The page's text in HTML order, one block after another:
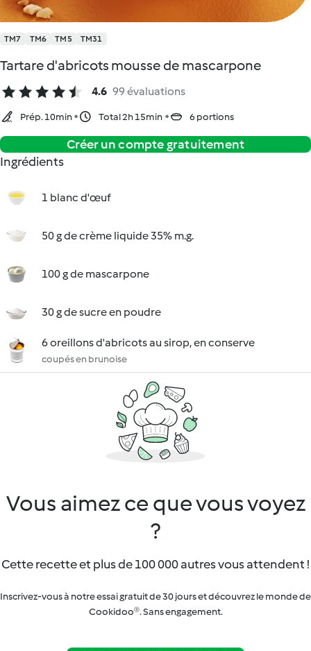
TM7 TM6 TM5 TM31
Tartare d'abricots mousse de mascarpone
4.6 99 évaluations
Prép. 10min Total 2h 15min 6 portions
Créer un compte gratuitement
Ingrédients
1 blanc d'œuf
50 g de crème liquide 35% m.g.
100 g de mascarpone
30 g de sucre en poudre
6 oreillons d'abricots au sirop, en conserve
coupés en brunoise
Vous aimez ce que vous voyez
?
Cette recette et plus de 100 000 autres vous attendent !
Inscrivez-vous à notre essai gratuit de 30 jours et découvrez le monde de
Cookidoo®. Sans engagement.